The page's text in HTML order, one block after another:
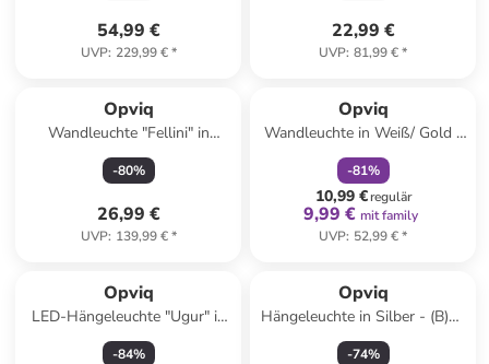
54,99 €
UVP: 229,99 €*
22,99 €
UVP: 81,99 €*
Opviq
Wandleuchte "Fellini" in
Schwarz - (B)15 x (H)50 cm
-80%
26,99 €
UVP: 139,99 €*
Opviq
Wandleuchte in Weiß/ Gold -
(H)22 x Ø 15 cm
-81%
10,99 €regulär
9,99 € mit family
UVP: 52,99 €*
Opviq
LED-Hängeleuchte "Ugur" in
Schwarz - Ø 5 cm
-84%
Opviq
Hängeleuchte in Silber - (B)30
cm
-74%